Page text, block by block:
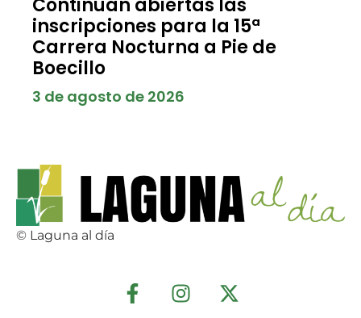
inscripciones para la 15ª
Carrera Nocturna a Pie de
Boecillo
3 de agosto de 2026
© Laguna al día